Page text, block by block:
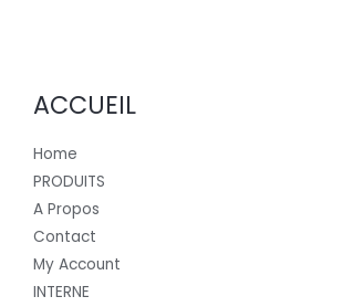
ACCUEIL
Home
PRODUITS
A Propos
Contact
My Account
INTERNE